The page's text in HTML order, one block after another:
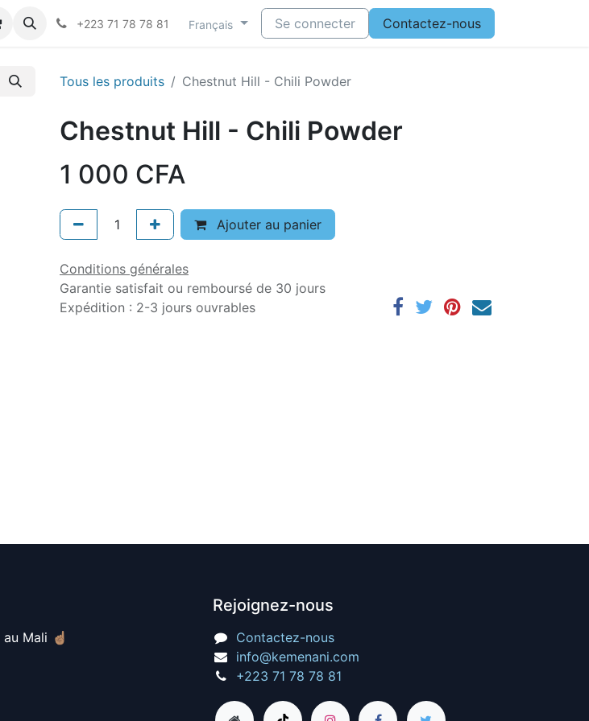
+223 71 78 78 81 Français Se connecter Contactez-nous
Tous les produits Chestnut Hill - Chili Powder
Chestnut Hill - Chili Powder
1 000 CFA
Ajouter au panier
Conditions générales
Garantie satisfait ou remboursé de 30 jours
Expédition : 2-3 jours ouvrables
Mali ☝🏽
Rejoignez-nous
Contactez-nous
info@kemenani.com
+223 71 78 78 81